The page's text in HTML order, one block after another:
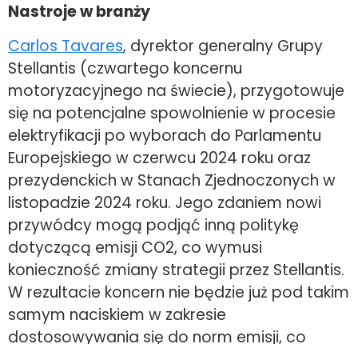
Nastroje w branży
Carlos Tavares, dyrektor generalny Grupy
Stellantis (czwartego koncernu
motoryzacyjnego na świecie), przygotowuje
się na potencjalne spowolnienie w procesie
elektryfikacji po wyborach do Parlamentu
Europejskiego w czerwcu 2024 roku oraz
prezydenckich w Stanach Zjednoczonych w
listopadzie 2024 roku. Jego zdaniem nowi
przywódcy mogą podjąć inną politykę
dotyczącą emisji CO2, co wymusi
konieczność zmiany strategii przez Stellantis.
W rezultacie koncern nie będzie już pod takim
samym naciskiem w zakresie
dostosowywania się do norm emisji, co